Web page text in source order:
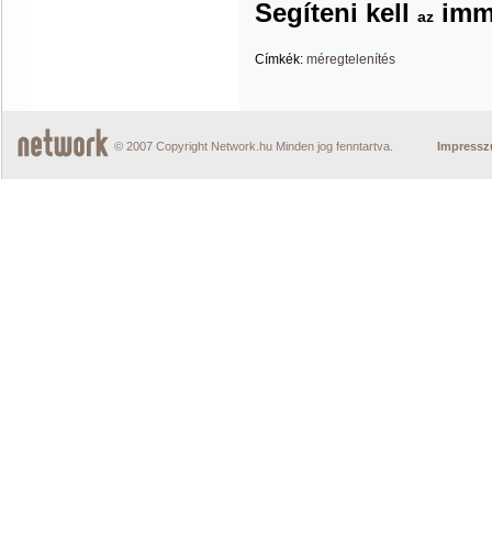
Segíteni kell az
Címkék: méregtelenítés
© 2007 Copyright Network.hu Minden jog fenntartva.